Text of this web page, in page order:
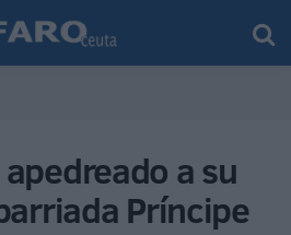
a su
Príncipe